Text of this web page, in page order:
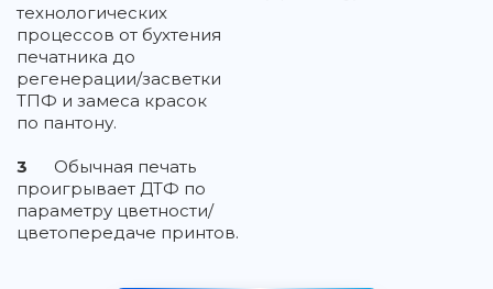
технологических
процессов от бухтения
печатника до
регенерации/засветки
ТПФ и замеса красок
по пантону.
3
Обычная печать
проигрывает ДТФ по
параметру цветности/
цветопередаче принтов.